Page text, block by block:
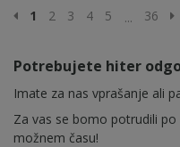
Prejšnja stran
1 2 3 4 5 ... 36
Potrebujete hiter
Imate za nas vprašanje ali
Za vas se bomo potrudili
možnem času!